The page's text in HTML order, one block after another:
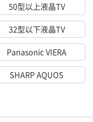
50型以上液晶TV
32型以下液晶TV
Panasonic VIERA
SHARP AQUOS